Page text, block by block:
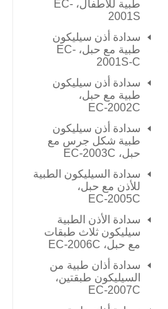
طبية للأطفال، EC-
2001S
سدادة أذن سيليكون
طبية مع حبل، EC-
2001S-C
سدادة أذن سيليكون
طبية مع حبل،
EC-2002C
سدادة أذن سيليكون
طبية شكل جرس مع
حبل، EC-2003C
سدادة السيليكون الطبية
للأذن مع حبل،
EC-2005C
سدادة الأذن الطبية
سيليكون ثلاث طبقات
مع حبل، EC-2006C
سدادة أذان طبية من
السيليكون طبقتين،
EC-2007C